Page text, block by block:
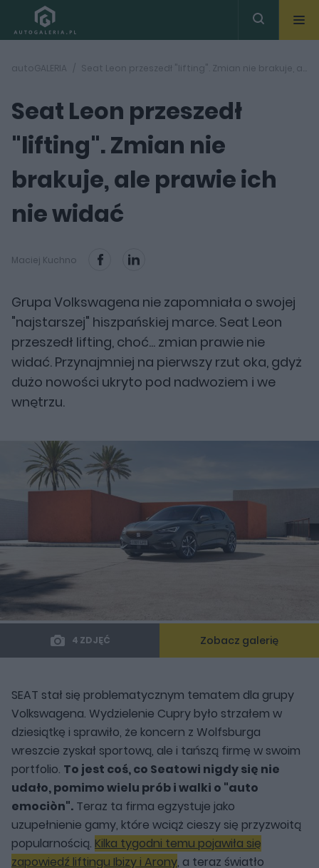
autoGALERIA Seat Leon przeszedł "lifting". Zmian nie brakuje, ale prawie ich nie widać
Seat Leon przeszedł
"lifting". Zmian nie
brakuje, ale prawie ich
nie widać
Maciej Kuchno
Grupa Volkswagena nie zapomniała o swojej
"najstarszej" hiszpańskiej marce. Seat Leon
przeszedł lifting, choć... zmian prawie nie
widać. Przynajmniej na pierwszy rzut oka, gdyż
dużo nowości ukryto pod nadwoziem i we
wnętrzu.
4 ZDJĘĆ Zobacz galerię
SEAT stał się problematycznym tematem dla grupy
Volkswagena. Wydzielenie Cupry było strzałem w
dziesiątkę i sprawiło, że koncern z Wolfsburga
wreszcie zyskał sportową, ale i tańszą firmę w swoim
portfolio. To jest coś, co Seatowi nigdy się nie
udało, pomimo wielu prób i walki o "auto
emociòn". Teraz ta firma egzystuje jako
uzupełnienie gamy, które wciąż cieszy się przyzwoitą
popularnością. Kilka tygodni temu pojawiła się
zapowiedź liftingu Ibizy i Arony, a teraz światło